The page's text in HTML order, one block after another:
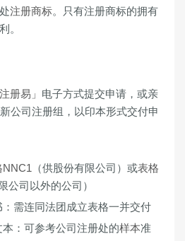
注册商标。只有注册商标的拥有
。
注册易」 电子方式提交申请，或亲
公司注册组，以印本形式交付申
NNC1 （供股份有限公司）或表格
公司以外的公司）
：需连同法团成立表格一并交付
本 ：可参考公司注册处的样本准